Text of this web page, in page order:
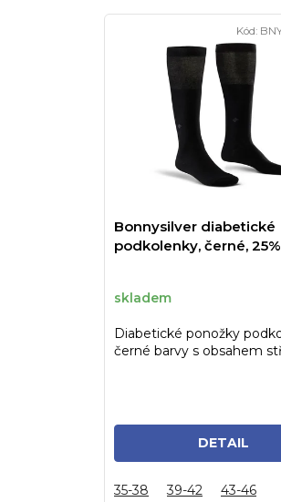
Bonnysilver diabetické
podkolenky, černé,
skladem
DETAIL
Diabetické ponožky
černé barvy s obsahem
35-38 39-42 43-46
Kód: